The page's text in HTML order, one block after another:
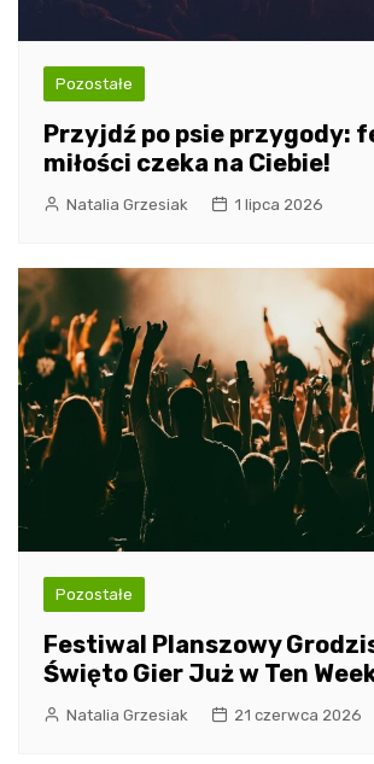
Pozostałe
Przyjdź po psie przygody:
miłości czeka na Ciebie!
Natalia Grzesiak 1 lipca 2026
Pozostałe
Festiwal Planszowy
Święto Gier Już w Ten
Natalia Grzesiak 21 czerwca 2026